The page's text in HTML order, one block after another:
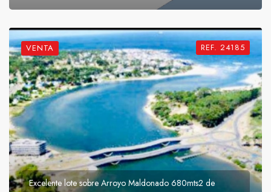
VENTA REF. 24185
Excelente lote sobre Arroyo Maldonado 680mts2 de